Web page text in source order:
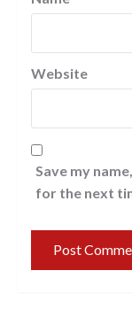
Website
Save my
for the next